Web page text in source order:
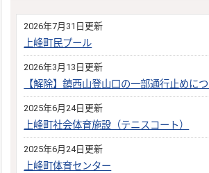
2026年7月31日更新
上峰町民プール
2026年3月13日更新
【解除】鎮西山登山口の一部通行止めに
2025年6月24日更新
上峰町社会体育施設（テニスコート）
2025年6月24日更新
上峰町体育センター